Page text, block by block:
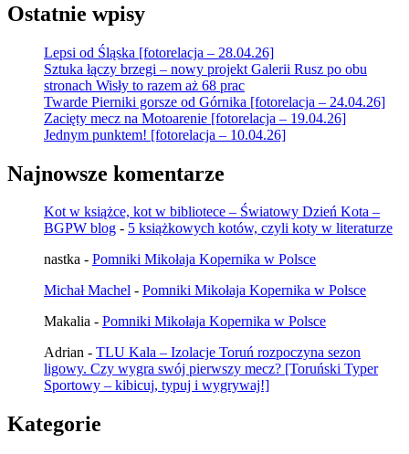
Ostatnie wpisy
Lepsi od Śląska [fotorelacja – 28.04.26]
Sztuka łączy brzegi – nowy projekt Galerii Rusz po obu
stronach Wisły to razem aż 68 prac
Twarde Pierniki gorsze od Górnika [fotorelacja – 24.04.26]
Zacięty mecz na Motoarenie [fotorelacja – 19.04.26]
Jednym punktem! [fotorelacja – 10.04.26]
Najnowsze komentarze
Kot w książce, kot w bibliotece – Światowy Dzień Kota –
BGPW blog - 5 książkowych kotów, czyli koty w literaturze
nastka - Pomniki Mikołaja Kopernika w Polsce
Michał Machel - Pomniki Mikołaja Kopernika w Polsce
Makalia - Pomniki Mikołaja Kopernika w Polsce
Adrian - TLU Kala – Izolacje Toruń rozpoczyna sezon
ligowy. Czy wygra swój pierwszy mecz? [Toruński Typer
Sportowy – kibicuj, typuj i wygrywaj!]
Kategorie